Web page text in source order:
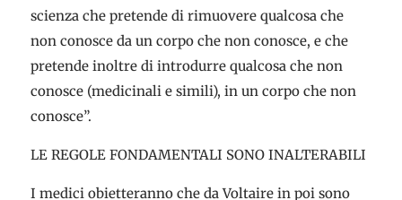
scienza che pretende di rimuovere qualcosa che
non conosce da un corpo che non conosce, e che
pretende inoltre di introdurre qualcosa che non
conosce (medicinali e simili), in un corpo che non
conosce”.
LE REGOLE FONDAMENTALI SONO INALTERABILI
I medici obietteranno che da Voltaire in poi sono